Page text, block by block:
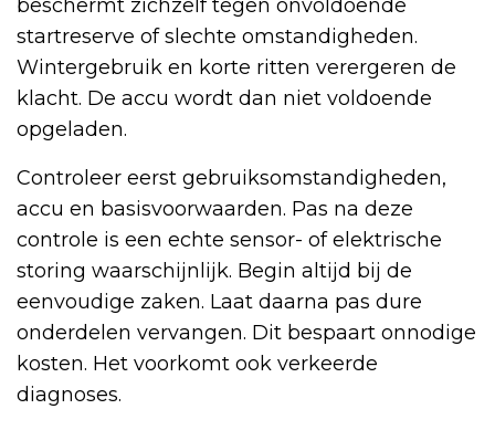
beschermt zichzelf tegen onvoldoende
startreserve of slechte omstandigheden.
Wintergebruik en korte ritten verergeren de
klacht. De accu wordt dan niet voldoende
opgeladen.
Controleer eerst gebruiksomstandigheden,
accu en basisvoorwaarden. Pas na deze
controle is een echte sensor- of elektrische
storing waarschijnlijk. Begin altijd bij de
eenvoudige zaken. Laat daarna pas dure
onderdelen vervangen. Dit bespaart onnodige
kosten. Het voorkomt ook verkeerde
diagnoses.